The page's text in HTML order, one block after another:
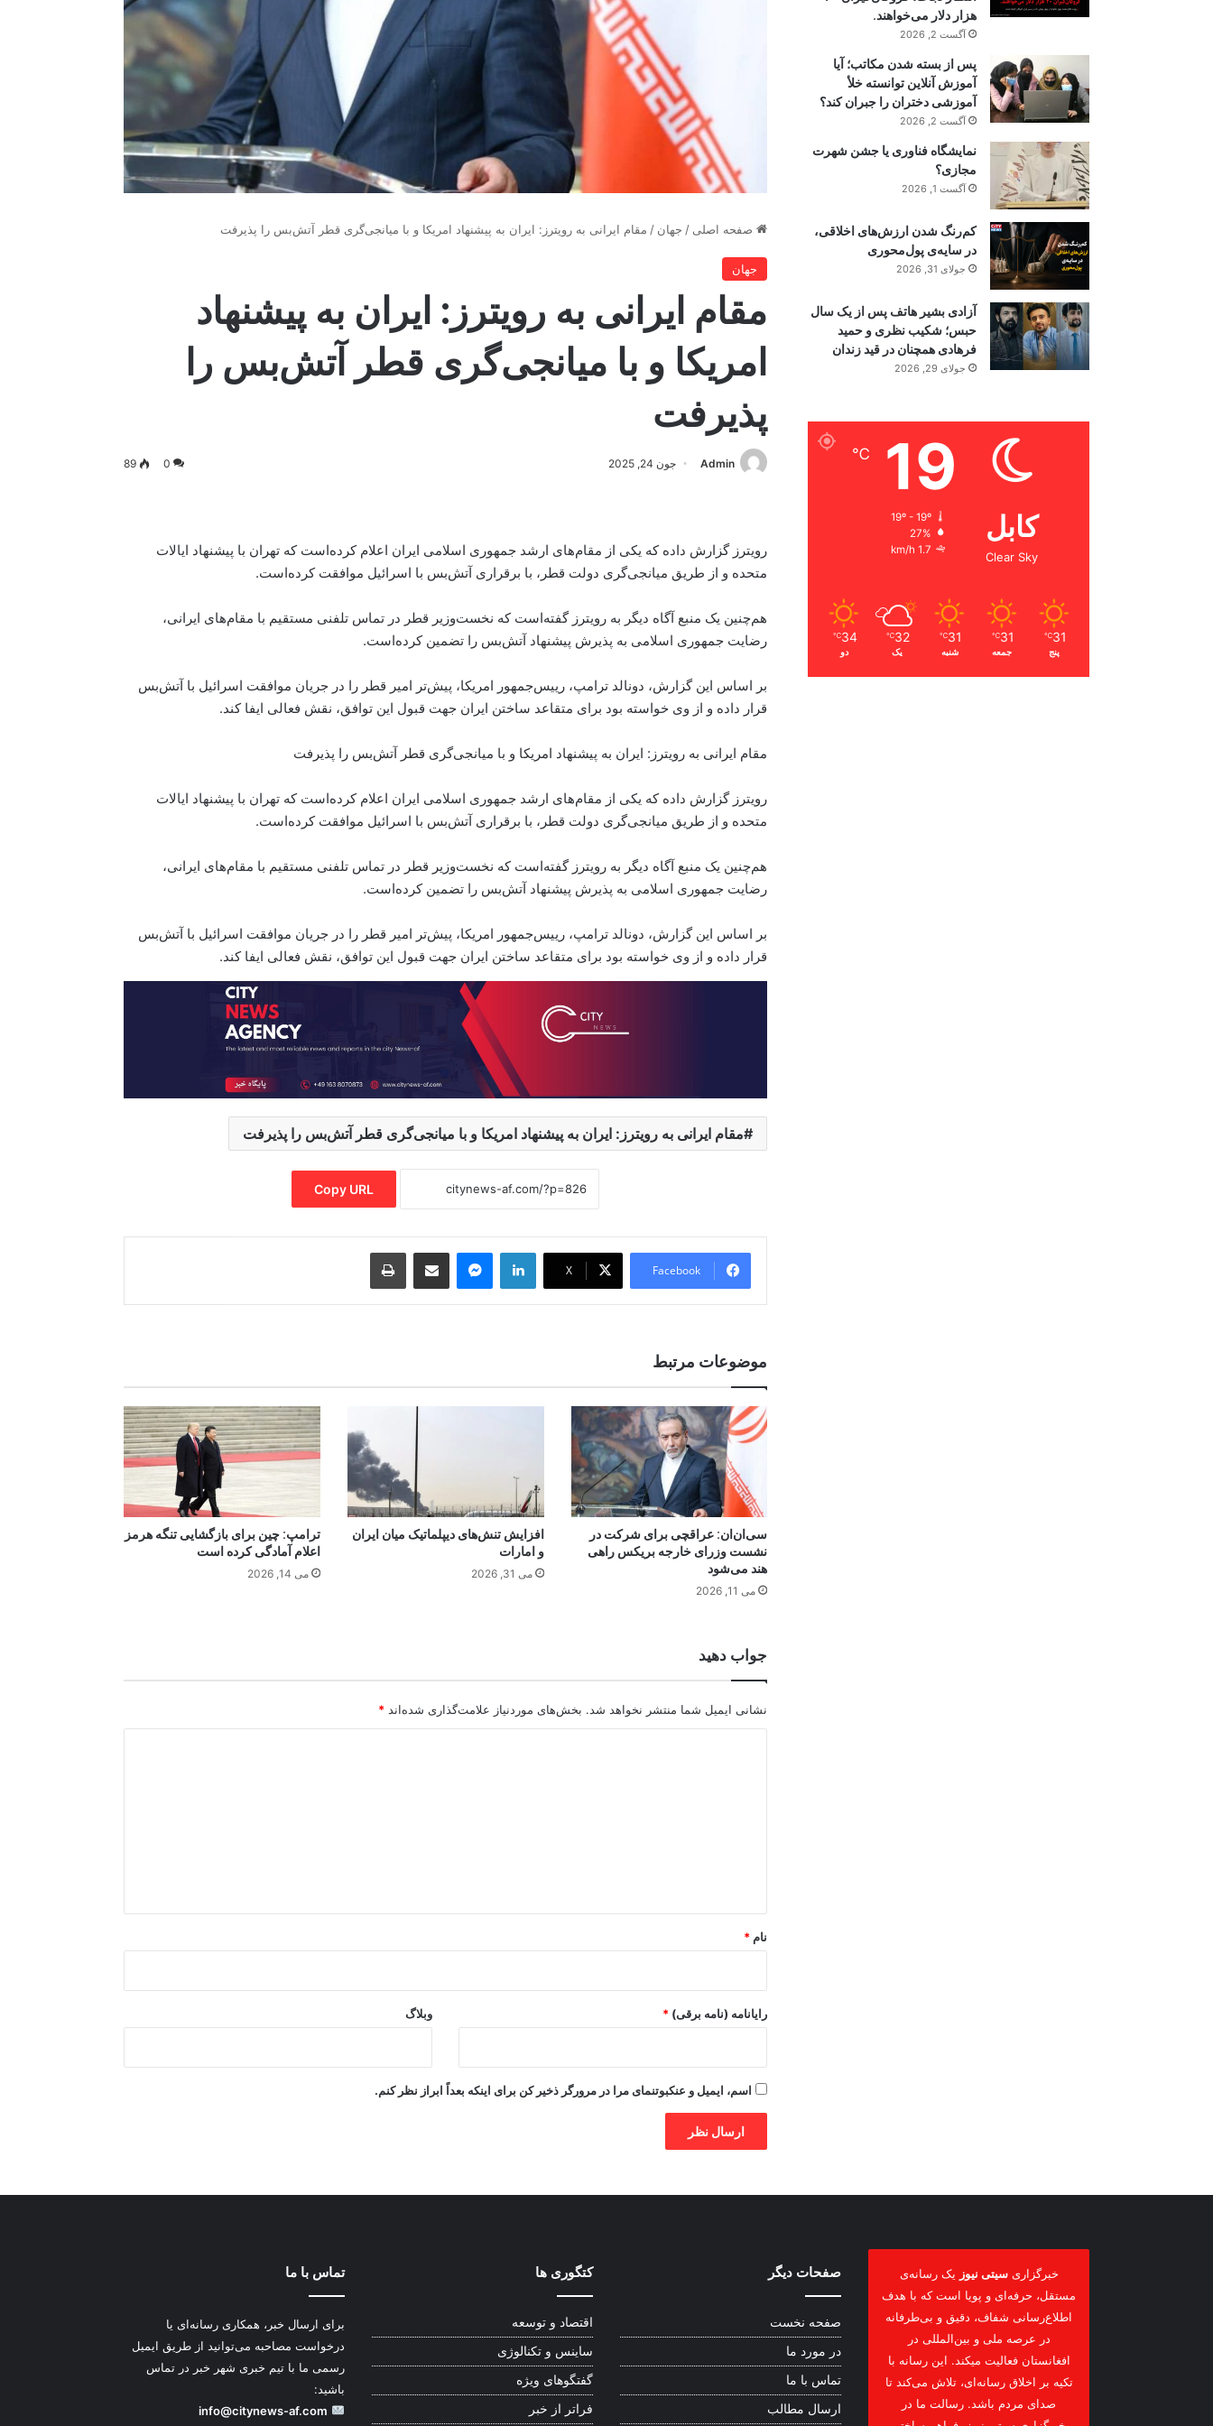
صفحه اصلی / جهان / مقام ایرانی به رویترز: ایران به پیشنهاد امریکا و با میانجی‌گری قطر آتش‌بس را پذیرفت
جهان
مقام ایرانی به رویترز: ایران به پیشنهاد
امریکا و با میانجی‌گری قطر آتش‌بس را
پذیرفت
Admin جون 24, 2025 0
89
رویترز گزارش داده که یکی از مقام‌های ارشد جمهوری اسلامی ایران اعلام کرده‌است که تهران با پیشنهاد ایالات
متحده و از طریق میانجی‌گری دولت قطر، با برقراری آتش‌بس با اسرائیل موافقت کرده‌است.
هم‌چنین یک منبع آگاه دیگر به رویترز گفته‌است که نخست‌وزیر قطر در تماس تلفنی مستقیم با مقام‌های ایرانی،
رضایت جمهوری اسلامی به پذیرش پیشنهاد آتش‌بس را تضمین کرده‌است.
بر اساس این گزارش، دونالد ترامپ، رییس‌جمهور امریکا، پیش‌تر امیر قطر را در جریان موافقت اسرائیل با آتش‌بس
قرار داده و از وی خواسته بود برای متقاعد ساختن ایران جهت قبول این توافق، نقش فعالی ایفا کند.
مقام ایرانی به رویترز: ایران به پیشنهاد امریکا و با میانجی‌گری قطر آتش‌بس را پذیرفت
رویترز گزارش داده که یکی از مقام‌های ارشد جمهوری اسلامی ایران اعلام کرده‌است که تهران با پیشنهاد ایالات
متحده و از طریق میانجی‌گری دولت قطر، با برقراری آتش‌بس با اسرائیل موافقت کرده‌است.
هم‌چنین یک منبع آگاه دیگر به رویترز گفته‌است که نخست‌وزیر قطر در تماس تلفنی مستقیم با مقام‌های ایرانی،
رضایت جمهوری اسلامی به پذیرش پیشنهاد آتش‌بس را تضمین کرده‌است.
بر اساس این گزارش، دونالد ترامپ، رییس‌جمهور امریکا، پیش‌تر امیر قطر را در جریان موافقت اسرائیل با آتش‌بس
قرار داده و از وی خواسته بود برای متقاعد ساختن ایران جهت قبول این توافق، نقش فعالی ایفا کند.
مقام ایرانی به رویترز: ایران به پیشنهاد امریکا و با میانجی‌گری قطر آتش‌بس را پذیرفت
Copy URL
Facebook
X
LinkedIn
Messenger
Share via Email
Print
موضوعات مرتبط
سی‌ان‌ان: عراقچی برای شرکت در
نشست وزرای خارجه بریکس راهی
هند می‌شود
می 11, 2026
افزایش تنش‌های دیپلماتیک میان ایران
و امارات
می 31, 2026
ترامپ: چین برای بازگشایی تنگه هرمز
اعلام آمادگی کرده است
می 14, 2026
جواب دهید
نشانی ایمیل شما منتشر نخواهد شد. بخش‌های موردنیاز علامت‌گذاری شده‌اند *
نام *
رایانامه (نامه برقی) * وبلاگ
اسم، ایمیل و عنکبوتنمای مرا در مرورگر ذخیر کن برای اینکه بعداً ابراز نظر کنم.
هزار دلار می‌خواهند.
آگست 2, 2026
پس از بسته شدن مکاتب؛ آیا
آموزش آنلاین توانسته خلأ
آموزشی دختران را جبران کند؟
آگست 2, 2026
نمایشگاه فناوری یا جشن شهرت
مجازی؟
آگست 1, 2026
کم‌رنگ شدن ارزش‌های اخلاقی،
در سایه‌ی پول‌محوری
جولای 31, 2026
آزادی بشیر هاتف پس از یک سال
حبس؛ شکیب نظری و حمید
فرهادی همچنان در قید زندان
جولای 29, 2026
کابل
Clear Sky
19
℃
19º - 19º
27%
1.7 km/h
31
℃
پنج
31
℃
جمعه
31
℃
شنبه
32
℃
یک
34
℃
دو
خبرگزاریسیتی نیوز یک رسانه‌ی
مستقل، حرفه‌ای و پویا است که با هدف
اطلاع‌رسانی شفاف، دقیق و بی‌طرفانه
در عرصه ملی و بین‌المللی در
افغانستان فعالیت میکند. این رسانه با
تکیه بر اخلاق رسانه‌ای، تلاش می‌کند تا
صدای مردم باشد. رسالت ما در
صفحات دیگر
صفحه نخست
در مورد ما
تماس با ما
ارسال مطالب
کتگوری ها
اقتصاد و توسعه
ساینس و تکنالوژی
گفتگوهای ویژه
فراتر از خبر
تماس با ما
برای ارسال خبر، همکاری رسانه‌ای یا
درخواست مصاحبه می‌توانید از طریق ایمیل
رسمی ما با تیم خبری شهر خبر در تماس
باشید:
info@citynews-af.com